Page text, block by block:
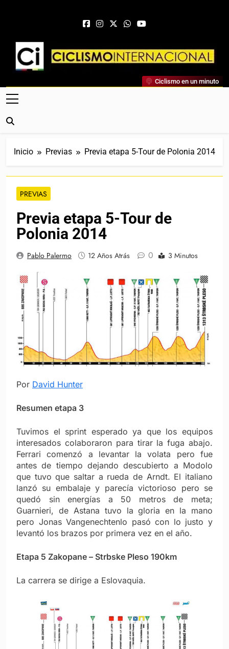
Ciclismo Internacional
Web Dedicada Al Ciclismo Mundial. Entrevistas, Análisis,
Crónicas, Previas Y Más. La Web Ciclista De Referencia.
Ciclismo en un minuto
Inicio Previas Previa etapa 5-Tour de Polonia 2014
PREVIAS
Previa etapa 5-Tour de
Polonia 2014
Pablo Palermo 12 Años Atrás 0 3 Minutos
Por David Hunter
Resumen etapa 3
Tuvimos el sprint esperado ya que los equipos
interesados colaboraron para tirar la fuga abajo.
Ferrari comenzó a levantar la volata pero fue
antes de tiempo dejando descubierto a Modolo
que tuvo que saltar a rueda de Arndt. El italiano
lanzó su embalaje y parecía victorioso pero se
quedó sin energías a 50 metros de meta;
Guarnieri, de Astana tuvo la gloria en la mano
pero Jonas Vangenechtenlo pasó con lo justo y
levantó los brazos por primera vez en el año.
Etapa 5 Zakopane – Strbske Pleso 190km
La carrera se dirige a Eslovaquia.